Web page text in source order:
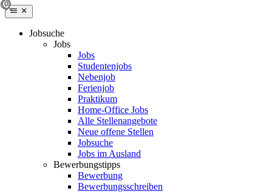
Jobsuche
Jobs
Jobs
Studentenjobs
Nebenjob
Ferienjob
Praktikum
Home-Office Jobs
Alle Stellenangebote
Neue offene Stellen
Jobsuche
Jobs im Ausland
Bewerbungstipps
Bewerbung
Bewerbungsschreiben